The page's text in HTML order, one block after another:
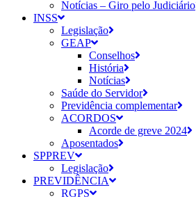
Notícias – Giro pelo Judiciário
INSS
Legislação
GEAP
Conselhos
História
Notícias
Saúde do Servidor
Previdência complementar
ACORDOS
Acorde de greve 2024
Aposentados
SPPREV
Legislação
PREVIDÊNCIA
RGPS